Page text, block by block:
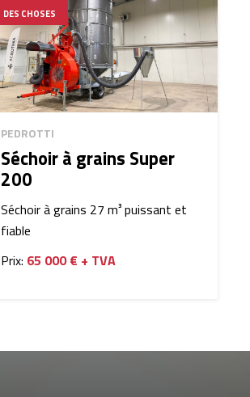
DES CHOSES
PEDROTTI
Séchoir à grains Super
200
Séchoir à grains 27 m³ puissant et
fiable
Prix: 65 000 € + TVA